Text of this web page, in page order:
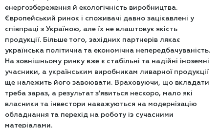
енергозбереження й екологічність виробництва.
Європейський ринок і споживачі давно зацікавлені у
співпраці з Україною, але їх не влаштовує якість
продукції. Більше того, західних партнерів лякає
українська політична та економічна непередбачуваність.
На зовнішньому ринку вже є стабільні та надійні іноземні
учасники, а українським виробникам ливарної продукції
ще належить його завоювати. Враховуючи, що вкладати
треба зараз, а результат з’явиться нескоро, мало які
власники та інвестори наважуються на модернізацію
обладнання та перехід на роботу із сучасними
матеріалами.